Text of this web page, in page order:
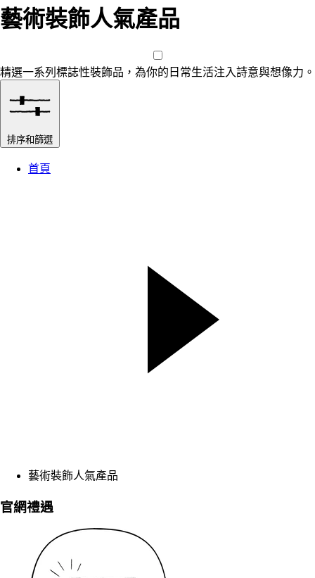
藝術裝飾人氣產品
精選一系列標誌性裝飾品，為你的日常生活注入詩意與想像力。
排序和篩選
首頁
藝術裝飾人氣產品
官網禮遇